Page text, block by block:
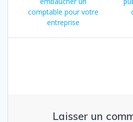
l’article
comptable pour votre
entreprise
Laisser un